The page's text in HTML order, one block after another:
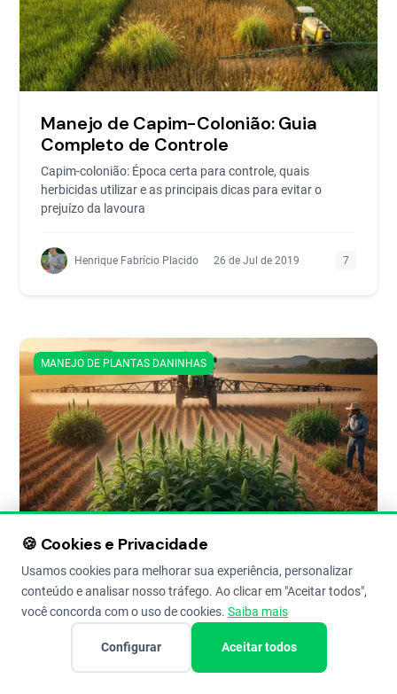
Manejo de Capim-Colonião: Guia
Completo de Controle
Capim-colonião: Época certa para controle, quais
herbicidas utilizar e as principais dicas para evitar o
prejuízo da lavoura
Henrique Fabrício Placido 26 de Jul de 2019 7
MANEJO DE PLANTAS DANINHAS
Caruru-Palmeri (*Amaranthus
palmeri*): Guia Completo de
Identificação e Manejo
Caruru Amaranthus palmeri: Época certa para controle,
casos de resistência e evitar prejuízos.
🍪 Cookies e Privacidade
Usamos cookies para melhorar sua experiência, personalizar
conteúdo e analisar nosso tráfego. Ao clicar em "Aceitar todos",
você concorda com o uso de cookies. Saiba mais
Configurar Aceitar todos